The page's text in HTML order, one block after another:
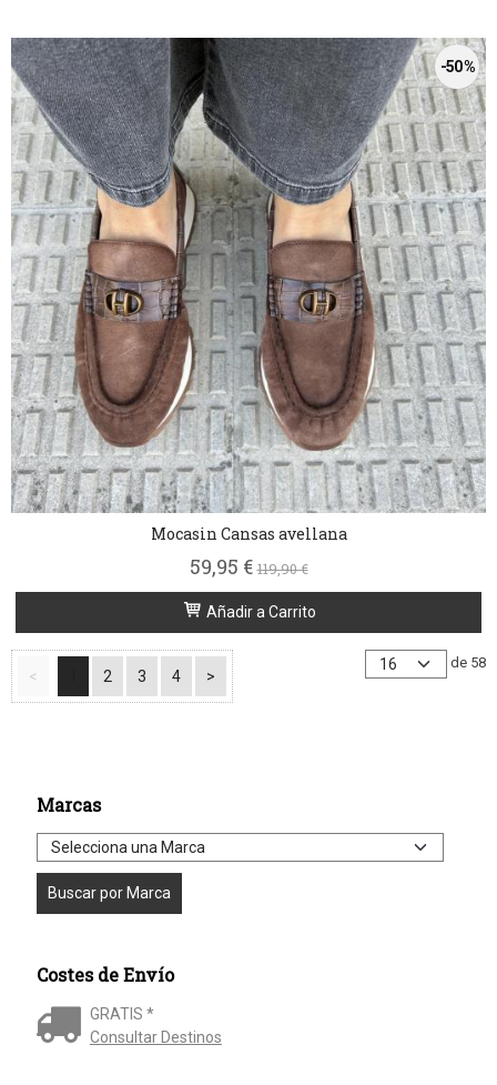
Marcas
Costes de Envío
GRATIS *
Consultar Destinos
-50 %
Mocasin Cansas avellana
59,95 €119,90 €
Añadir a Carrito
< 2 3 4 >
de 58